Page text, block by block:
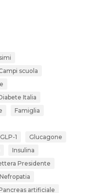
scuola
Italia
Famiglia
GLP-1
Glucagone
Insulina
Presidente
Nefropatia
artificiale